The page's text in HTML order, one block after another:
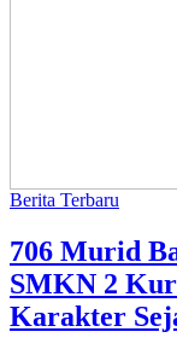
Berita Terbaru
706 Murid
SMKN 2
Karakter